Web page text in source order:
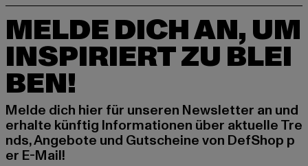
MELDE DICH AN, UM
INSPIRIERT ZU BLEI
BEN!
Melde dich hier für unseren Newsletter an und
erhalte künftig Informationen über aktuelle Tre
nds, Angebote und Gutscheine von DefShop p
er E-Mail!